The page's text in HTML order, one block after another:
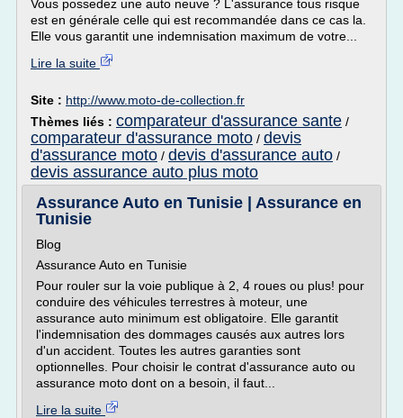
Vous possedez une auto neuve ? L'assurance tous risque
est en générale celle qui est recommandée dans ce cas la.
Elle vous garantit une indemnisation maximum de votre...
Lire la suite
Site : http://www.moto-de-collection.fr
Thèmes liés : comparateur d'assurance sante /
comparateur d'assurance moto / devis
d'assurance moto / devis d'assurance auto /
devis assurance auto plus moto
Assurance Auto en Tunisie | Assurance en
Tunisie
Blog
Assurance Auto en Tunisie
Pour rouler sur la voie publique à 2, 4 roues ou plus! pour
conduire des véhicules terrestres à moteur, une
assurance auto minimum est obligatoire. Elle garantit
l'indemnisation des dommages causés aux autres lors
d'un accident. Toutes les autres garanties sont
optionnelles. Pour choisir le contrat d'assurance auto ou
assurance moto dont on a besoin, il faut...
Lire la suite